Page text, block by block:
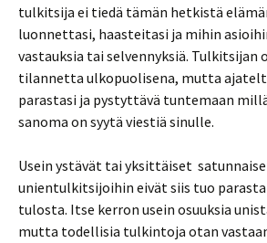
tulkitsija ei tiedä tämän hetkistä
luonnettasi, haasteitasi ja mihin
vastauksia tai selvennyksiä. Tulkitsijan
tilannetta ulkopuolisena, mutta
parastasi ja pystyttävä tuntemaan
sanoma on syytä viestiä sinulle.
Usein ystävät tai yksittäiset
unientulkitsijoihin eivät siis tuo
tulosta. Itse kerron usein osuuksia
mutta todellisia tulkintoja otan